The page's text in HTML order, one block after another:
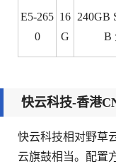
E5-265
0
16
G
240GB
B
快云科技-香港
快云科技相对野草
云旗鼓相当。配置